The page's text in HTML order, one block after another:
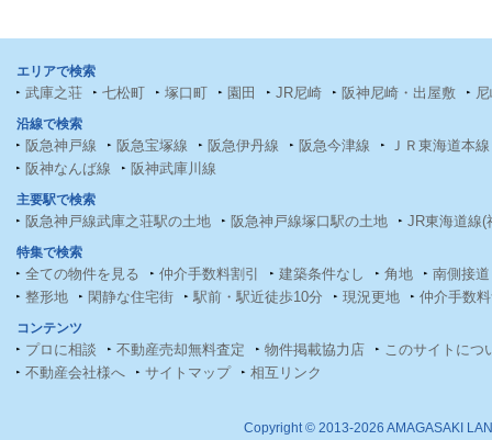
エリアで検索
武庫之荘 七松町 塚口町 園田 JR尼崎 阪神尼崎・出屋敷
沿線で検索
阪急神戸線 阪急宝塚線 阪急伊丹線 阪急今津線
ＪＲ東海道本線
阪神なんば線
阪神武庫川線
主要駅で検索
阪急神戸線武庫之荘駅の土地 阪急神戸線塚口駅の土地 JR東海道線(
特集で検索
全ての物件を見る 仲介手数料割引 建築条件なし 角地
南側接道
整形地
閑静な住宅街 駅前・駅近徒歩10分 現況更地 仲介手数
コンテンツ
プロに相談 不動産売却無料査定 物件掲載協力店
このサイトにつ
不動産会社様へ
サイトマップ 相互リンク
Copyright ©2013-2026 AMAGASAKI